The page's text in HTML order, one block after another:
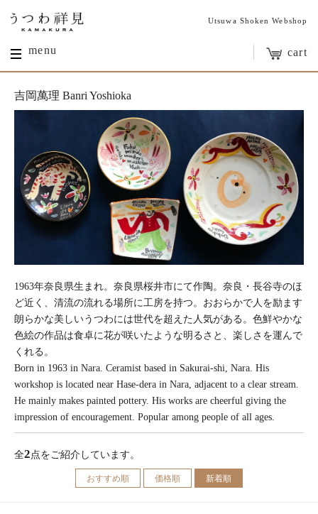
Utsuwa Shoken Webshop
menu cart
吉岡萬理 Banri Yoshioka
1963年奈良県生まれ。奈良県桜井市にて作陶。奈良・長谷寺のほ
ど近く、清流の流れる場所に工房を持つ。おおらかで人を励ます
朗らかな美しいうつわには世代を超えた人気がある。色鮮やかな
色絵の作品は食卓に花が咲いたような明るさと、楽しさを運んで
くれる。
Born in 1963 in Nara. Ceramist based in Sakurai-shi, Nara. His
workshop is located near Hase-dera in Nara, adjacent to a clear stream.
He mainly makes painted pottery. His works are cheerful giving the
impression of encouragement. Popular among people of all ages.
全2点をご紹介しています。
おすすめ順 価格順 新着順